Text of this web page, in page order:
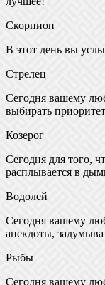
Скорпион
В этот день вы
Стрелец
Сегодня вашему
выбирать
Козерог
Сегодня для того,
расплывается в
Водолей
Сегодня вашему
анекдоты,
Рыбы
Сегодня вашему